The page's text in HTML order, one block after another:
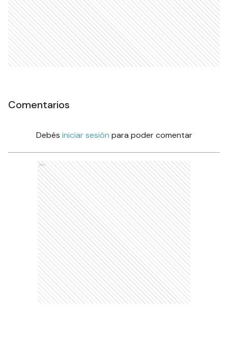
Comentarios
Debés iniciar sesión para poder comentar
Ads